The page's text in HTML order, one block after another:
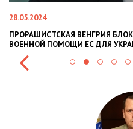
28.05.2024
ПРОРАШИСТСКАЯ ВЕНГРИЯ
ВОЕННОЙ ПОМОЩИ ЕС ДЛЯ